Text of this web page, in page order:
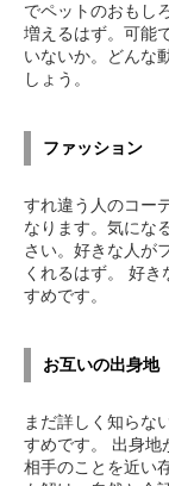
でペットのおもし
増えるはず。可能
いないか。どんな
しょう。
ファッション
すれ違う人のコー
なります。気にな
さい。好きな人が
くれるはず。 好
すめです。
お互いの出身地
まだ詳しく知らな
すめです。 出身地
相手のことを近い